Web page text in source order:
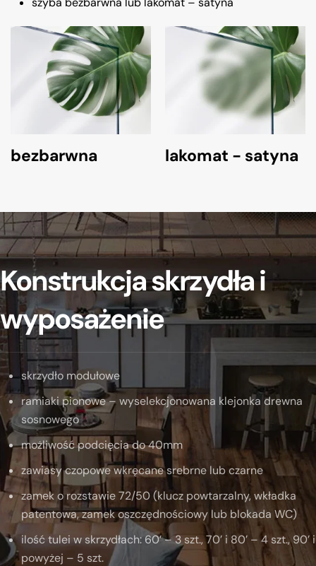
bezbarwna lakomat - satyna
Konstrukcja skrzydła i
wyposażenie
skrzydło modułowe
ramiaki pionowe – wyselekcjonowana klejonka drewna
sosnowego
możliwość podcięcia do 40mm
zawiasy czopowe wkręcane srebrne lub czarne
zamek o rozstawie 72/50 (klucz powtarzalny, wkładka
patentowa, zamek oszczędnościowy lub blokada WC)
ilość tulei w skrzydłach: 60’ – 3 szt., 70’ i 80’ – 4 szt., 90’ i
powyżej – 5 szt.